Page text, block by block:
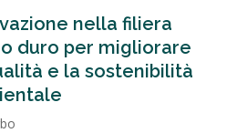
nella filiera
duro per migliorare
e la sostenibilità